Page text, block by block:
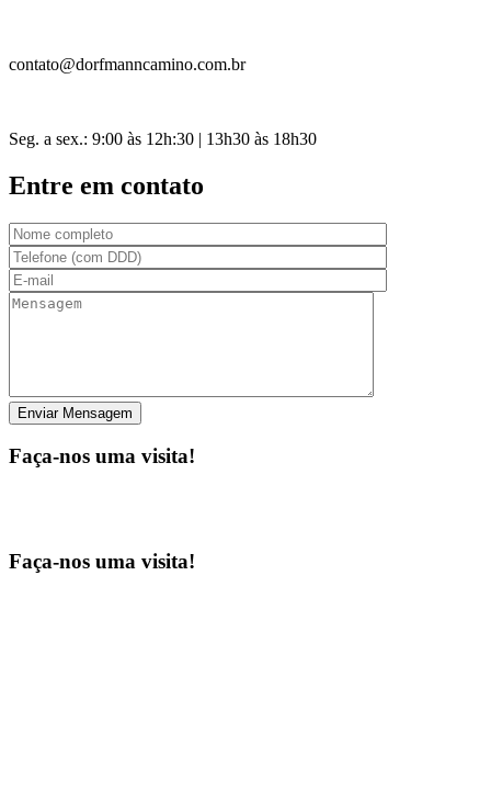
contato@dorfmanncamino.com.br
Seg. a sex.: 9:00 às 12h:30 | 13h30 às 18h30
Entre em contato
Faça-nos uma visita!
Faça-nos uma visita!